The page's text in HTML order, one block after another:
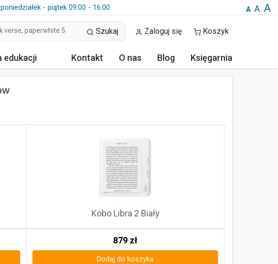
poniedziałek - piątek 09:00 - 16:00 A A A
Szukaj Zaloguj się Koszyk
edukacji Kontakt O nas Blog Księgarnia
Kobo Libra 2 Biały
879 zł
Dodaj do koszyka